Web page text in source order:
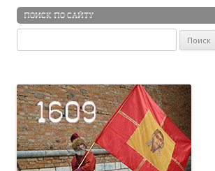
ПОИСК ПО САЙТУ